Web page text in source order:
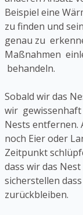
Beispiel eine
zu finden und
genau zu
Maßnahmen
behandeln.
Sobald wir das
wir gewissenhaft
Nests entfernen.
noch Eier oder
Zeitpunkt
dass wir das
sicherstellen
zurückbleiben.